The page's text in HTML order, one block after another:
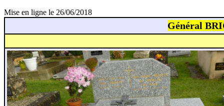
Mise en ligne le 26/06/2018
Général